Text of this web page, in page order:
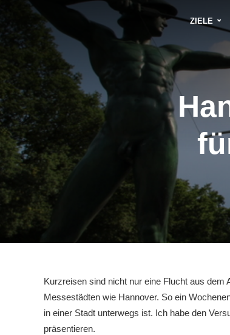
ZIELE
Kurzreisen sind nicht nur eine Flucht aus dem
Messestädten wie Hannover. So ein
in einer Stadt unterwegs ist. Ich habe den
präsentieren.